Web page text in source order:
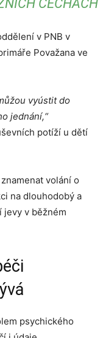
ČECHÁCH
v PNB v
Považana ve
vyústit do
jednání,“
potíží u dětí
volání o
na dlouhodobý a
jevy v běžném
psychického